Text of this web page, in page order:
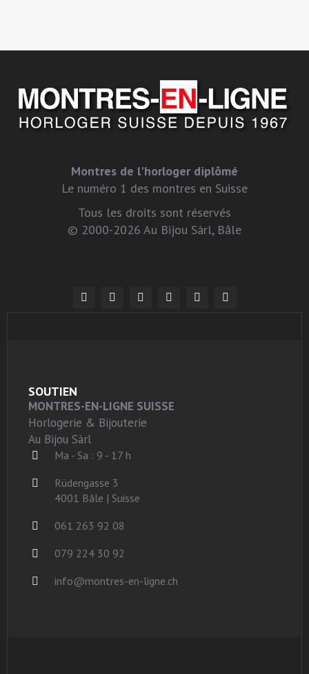
Montres de l'horloger diplômé
Le numéro 1 des montres en Suisse
Tous les droits sont réservés
© 2000-2026 Au Bijou Sàrl, Bâle
SOUTIEN
MONTRES-EN-LIGNE SUISSE
Horlogerie & Bijouterie
Au Bijou Sàrl
Ma - Sa : 9 - 17 h
Rüdengasse 3
4001 Bâle | Suisse
061 263 92 08
079 224 30 92
info@montres-en-ligne.ch